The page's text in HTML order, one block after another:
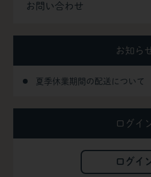
お問い合わせ
お知ら
夏季休業期間の配送について
ログイ
ログイ